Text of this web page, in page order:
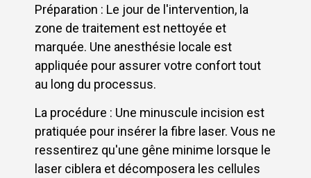
Préparation : Le jour de l'intervention, la
zone de traitement est nettoyée et
marquée. Une anesthésie locale est
appliquée pour assurer votre confort tout
au long du processus.
La procédure : Une minuscule incision est
pratiquée pour insérer la fibre laser. Vous ne
ressentirez qu'une gêne minime lorsque le
laser ciblera et décomposera les cellules